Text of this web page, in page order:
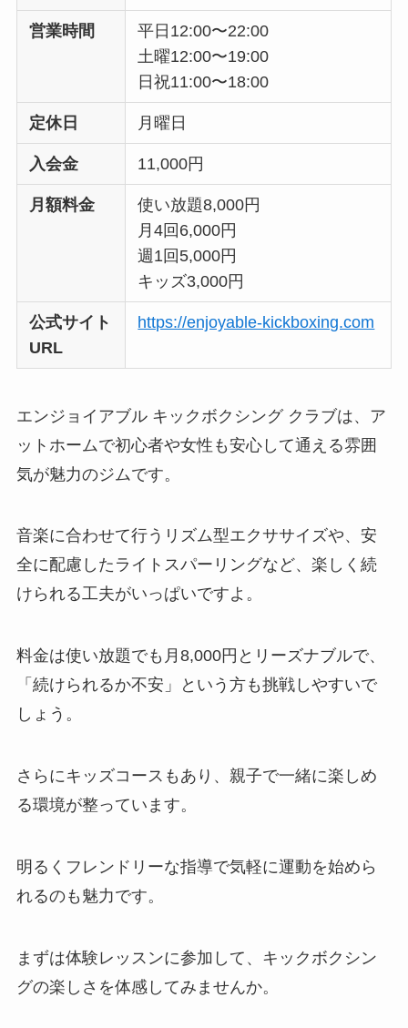
営業時間
平日12:00〜22:00
土曜12:00〜19:00
日祝11:00〜18:00
定休日 月曜日
入会金 11,000円
月額料金
使い放題8,000円
月4回6,000円
週1回5,000円
キッズ3,000円
公式サイト
URL
https://enjoyable-kickboxing.com
エンジョイアブル キックボクシング クラブは、ア
ットホームで初心者や女性も安心して通える雰囲
気が魅力のジムです。
音楽に合わせて行うリズム型エクササイズや、安
全に配慮したライトスパーリングなど、楽しく続
けられる工夫がいっぱいですよ。
料金は使い放題でも月8,000円とリーズナブルで、
「続けられるか不安」という方も挑戦しやすいで
しょう。
さらにキッズコースもあり、親子で一緒に楽しめ
る環境が整っています。
明るくフレンドリーな指導で気軽に運動を始めら
れるのも魅力です。
まずは体験レッスンに参加して、キックボクシン
グの楽しさを体感してみませんか。